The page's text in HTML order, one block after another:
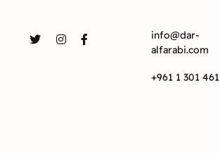
info@dar-
alfarabi.com
+961 1 301 461
Facebook
Instagram
Twitter